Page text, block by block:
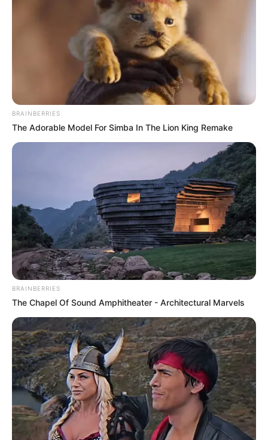
BRAINBERRIES
The Adorable Model For Simba In The Lion King Remake
BRAINBERRIES
The Chapel Of Sound Amphitheater - Architectural Marvels